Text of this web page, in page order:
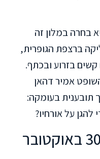
אישה בת 76. היא בחרה במלון זה
ברצפת הגופרית,
בזרוע ובכתף.
השופט אמיר דהאן
בעומקה:
על אורחיו?
התרחשות בתאריך 30 באוקטובר